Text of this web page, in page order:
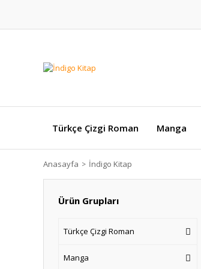
Türkçe Çizgi Roman Manga
Anasayfa İndigo Kitap
Ürün Grupları
Türkçe Çizgi Roman
Manga